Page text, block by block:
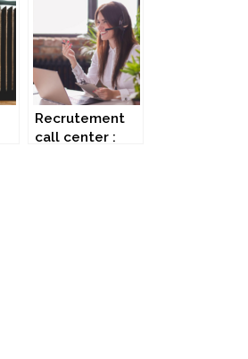
Recrutement
call center :